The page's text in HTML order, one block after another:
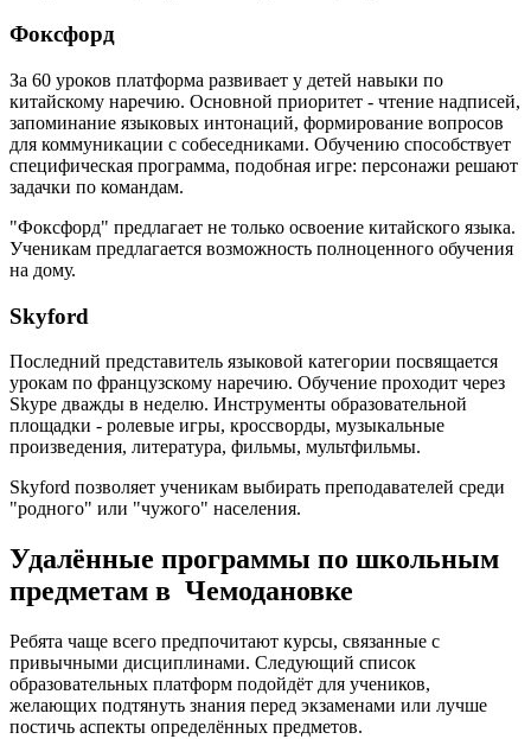
Фоксфорд
За 60 уроков платформа развивает у детей навыки по
китайскому наречию. Основной приоритет - чтение надписей,
запоминание языковых интонаций, формирование вопросов
для коммуникации с собеседниками. Обучению способствует
специфическая программа, подобная игре: персонажи решают
задачки по командам.
"Фоксфорд" предлагает не только освоение китайского языка.
Ученикам предлагается возможность полноценного обучения
на дому.
Skyford
Последний представитель языковой категории посвящается
урокам по французскому наречию. Обучение проходит через
Skype дважды в неделю. Инструменты образовательной
площадки - ролевые игры, кроссворды, музыкальные
произведения, литература, фильмы, мультфильмы.
Skyford позволяет ученикам выбирать преподавателей среди
"родного" или "чужого" населения.
Удалённые программы по школьным
предметам в Чемодановке
Ребята чаще всего предпочитают курсы, связанные с
привычными дисциплинами. Следующий список
образовательных платформ подойдёт для учеников,
желающих подтянуть знания перед экзаменами или лучше
постичь аспекты определённых предметов.